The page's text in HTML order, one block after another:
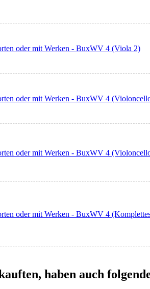
oder mit Werken - BuxWV 4 (Viola 2)
oder mit Werken - BuxWV 4
oder mit Werken - BuxWV 4
oder mit Werken - BuxWV 4
haben auch